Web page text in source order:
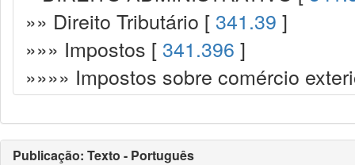
»» Direito Tributário [ 341.39 ]
»»» Impostos [ 341.396 ]
»»»» Impostos sobre comércio
Publicação: Texto - Português